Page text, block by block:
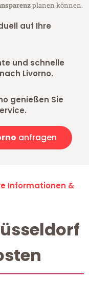
planen können.
auf Ihre
und schnelle
Livorno.
genießen Sie
anfragen
Informationen &